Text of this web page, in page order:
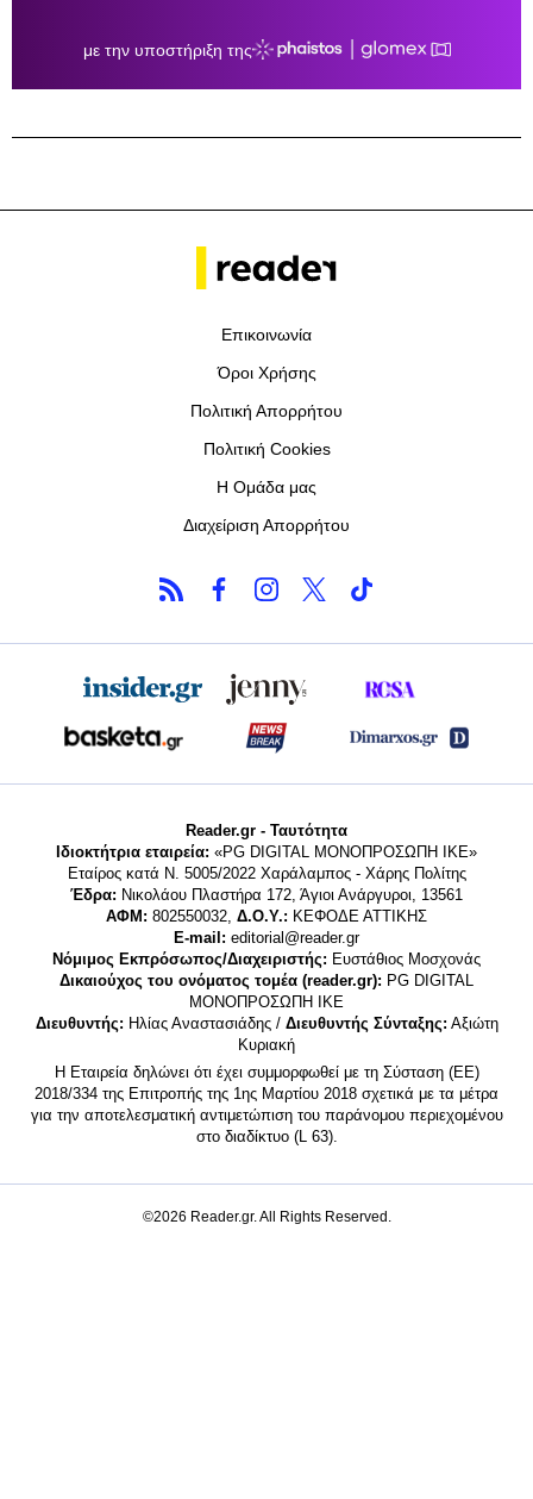
Επικοινωνία
Όροι Χρήσης
Πολιτική Απορρήτου
Πολιτική Cookies
Η Ομάδα μας
Διαχείριση Απορρήτου
Reader.gr - Ταυτότητα
Ιδιοκτήτρια εταιρεία: «PG DIGITAL MONΟΠΡΟΣΩΠΗ ΙΚΕ»
Εταίρος κατά Ν. 5005/2022 Χαράλαμπος - Χάρης Πολίτης
Έδρα: Νικολάου Πλαστήρα 172, Άγιοι Ανάργυροι, 13561
ΑΦΜ: 802550032, Δ.Ο.Υ.: ΚΕΦΟΔΕ ΑΤΤΙΚΗΣ
E-mail: editorial@reader.gr
Νόμιμος Εκπρόσωπος/Διαχειριστής: Ευστάθιος Μοσχονάς
Δικαιούχος του ονόματος τομέα (reader.gr): PG DIGITAL
MONΟΠΡΟΣΩΠΗ ΙΚΕ
Διευθυντής: Ηλίας Αναστασιάδης / Διευθυντής Σύνταξης: Αξιώτη
Κυριακή
Η Εταιρεία δηλώνει ότι έχει συμμορφωθεί με τη Σύσταση (ΕΕ)
2018/334 της Επιτροπής της 1ης Μαρτίου 2018 σχετικά με τα μέτρα
για την αποτελεσματική αντιμετώπιση του παράνομου περιεχομένου
στο διαδίκτυο (L 63).
©2026 Reader.gr. All Rights Reserved.